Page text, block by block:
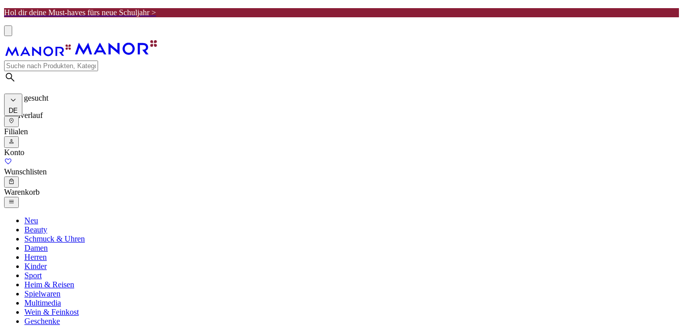
Hol dir deine Must-haves fürs neue Schuljahr >
Meist gesucht
Suchverlauf
DE
Filialen
Konto
Wunschlisten
Warenkorb
Neu
Beauty
Schmuck & Uhren
Damen
Herren
Kinder
Sport
Heim & Reisen
Spielwaren
Multimedia
Wein & Feinkost
Geschenke